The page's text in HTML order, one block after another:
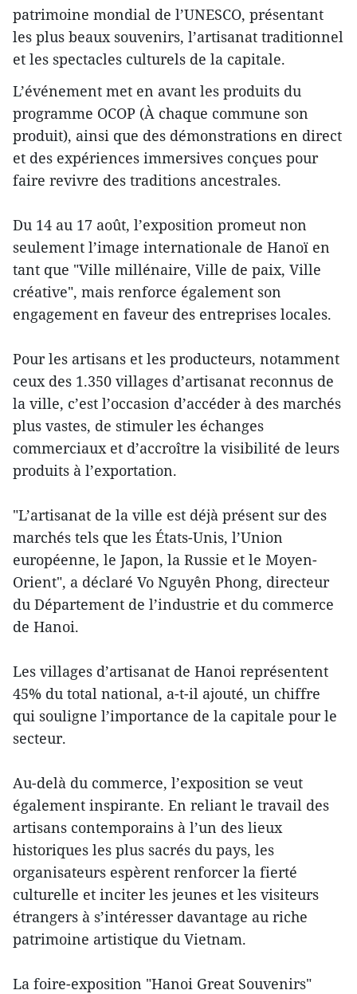
patrimoine mondial de l’UNESCO, présentant
les plus beaux souvenirs, l’artisanat traditionnel
et les spectacles culturels de la capitale.
L’événement met en avant les produits du
programme OCOP (À chaque commune son
produit), ainsi que des démonstrations en direct
et des expériences immersives conçues pour
faire revivre des traditions ancestrales.
Du 14 au 17 août, l’exposition promeut non
seulement l’image internationale de Hanoï en
tant que "Ville millénaire, Ville de paix, Ville
créative", mais renforce également son
engagement en faveur des entreprises locales.
Pour les artisans et les producteurs, notamment
ceux des 1.350 villages d’artisanat reconnus de
la ville, c’est l’occasion d’accéder à des marchés
plus vastes, de stimuler les échanges
commerciaux et d’accroître la visibilité de leurs
produits à l’exportation.
"L’artisanat de la ville est déjà présent sur des
marchés tels que les États-Unis, l’Union
européenne, le Japon, la Russie et le Moyen-
Orient", a déclaré Vo Nguyên Phong, directeur
du Département de l’industrie et du commerce
de Hanoi.
Les villages d’artisanat de Hanoi représentent
45% du total national, a-t-il ajouté, un chiffre
qui souligne l’importance de la capitale pour le
secteur.
Au-delà du commerce, l’exposition se veut
également inspirante. En reliant le travail des
artisans contemporains à l’un des lieux
historiques les plus sacrés du pays, les
organisateurs espèrent renforcer la fierté
culturelle et inciter les jeunes et les visiteurs
étrangers à s’intéresser davantage au riche
patrimoine artistique du Vietnam.
La foire-exposition "Hanoi Great Souvenirs"